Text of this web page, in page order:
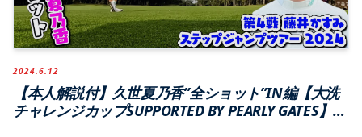
2024.6.12
【本人解説付】久世夏乃香”全ショット”IN編【大洗
チャレンジカップSUPPORTED BY PEARLY GATES】第